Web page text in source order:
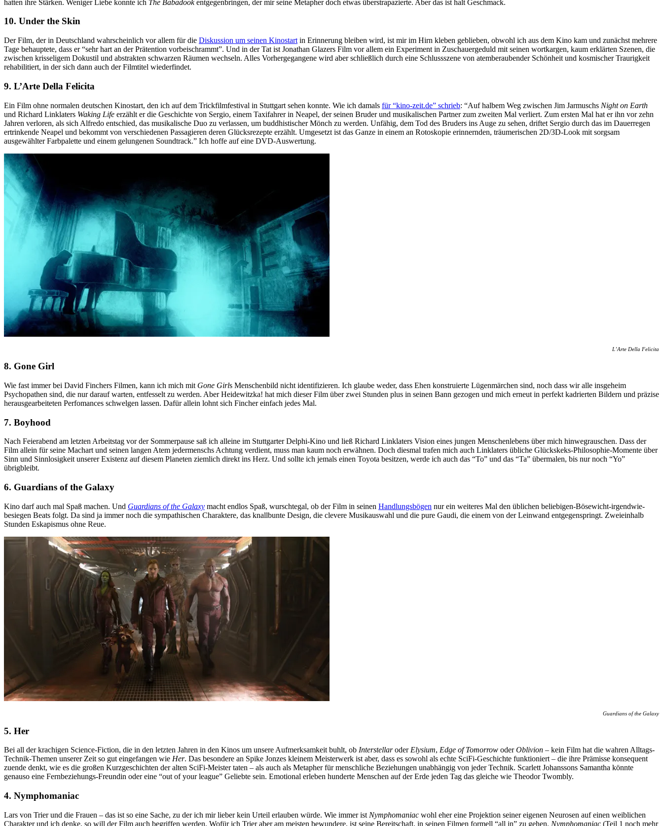
hatten ihre Stärken. Weniger Liebe konnte ich The Babadookentgegenbringen, der mir seine Metapher doch etwas überstrapazierte. Aber das ist halt Geschmack.
10. Under the Skin
Der Film, der in Deutschland wahrscheinlich vor allem für die Diskussion um seinen Kinostart in Erinnerung bleiben wird, ist mir im Hirn kleben geblieben, obwohl ich aus dem Kino kam und zunächst mehrere
Tage behauptete, dass er “sehr hart an der Prätention vorbeischrammt”. Und in der Tat ist Jonathan Glazers Film vor allem ein Experiment in Zuschauergeduld mit seinen wortkargen, kaum erklärten Szenen, die
zwischen krisseligem Dokustil und abstrakten schwarzen Räumen wechseln. Alles Vorhergegangene wird aber schließlich durch eine Schlussszene von atemberaubender Schönheit und kosmischer Traurigkeit
rehabilitiert, in der sich dann auch der Filmtitel wiederfindet.
9. L’Arte Della Felicita
Ein Film ohne normalen deutschen Kinostart, den ich auf dem Trickfilmfestival in Stuttgart sehen konnte. Wie ich damals für “kino-zeit.de” schrieb: “Auf halbem Weg zwischen Jim Jarmuschs Night on Earth
und Richard Linklaters Waking Life erzählt er die Geschichte von Sergio, einem Taxifahrer in Neapel, der seinen Bruder und musikalischen Partner zum zweiten Mal verliert. Zum ersten Mal hat er ihn vor zehn
Jahren verloren, als sich Alfredo entschied, das musikalische Duo zu verlassen, um buddhistischer Mönch zu werden. Unfähig, dem Tod des Bruders ins Auge zu sehen, driftet Sergio durch das im Dauerregen
ertrinkende Neapel und bekommt von verschiedenen Passagieren deren Glücksrezepte erzählt. Umgesetzt ist das Ganze in einem an Rotoskopie erinnernden, träumerischen 2D/3D-Look mit sorgsam
ausgewählter Farbpalette und einem gelungenen Soundtrack.” Ich hoffe auf eine DVD-Auswertung.
L’Arte Della Felicita
8. Gone Girl
Wie fast immer bei David Finchers Filmen, kann ich mich mit Gone Girls Menschenbild nicht identifizieren. Ich glaube weder, dass Ehen konstruierte Lügenmärchen sind, noch dass wir alle insgeheim
Psychopathen sind, die nur darauf warten, entfesselt zu werden. Aber Heidewitzka! hat mich dieser Film über zwei Stunden plus in seinen Bann gezogen und mich erneut in perfekt kadrierten Bildern und präzise
herausgearbeiteten Perfomances schwelgen lassen. Dafür allein lohnt sich Fincher einfach jedes Mal.
7. Boyhood
Nach Feierabend am letzten Arbeitstag vor der Sommerpause saß ich alleine im Stuttgarter Delphi-Kino und ließ Richard Linklaters Vision eines jungen Menschenlebens über mich hinwegrauschen. Dass der
Film allein für seine Machart und seinen langen Atem jedermenschs Achtung verdient, muss man kaum noch erwähnen. Doch diesmal trafen mich auch Linklaters übliche Glückskeks-Philosophie-Momente über
Sinn und Sinnlosigkeit unserer Existenz auf diesem Planeten ziemlich direkt ins Herz. Und sollte ich jemals einen Toyota besitzen, werde ich auch das “To” und das “Ta” übermalen, bis nur noch “Yo”
übrigbleibt.
6. Guardians of the Galaxy
Kino darf auch mal Spaß machen. Und Guardians of the Galaxy macht endlos Spaß, wurschtegal, ob der Film in seinen Handlungsbögen nur ein weiteres Mal den üblichen beliebigen-Bösewicht-irgendwie-
besiegen Beats folgt. Da sind ja immer noch die sympathischen Charaktere, das knallbunte Design, die clevere Musikauswahl und die pure Gaudi, die einem von der Leinwand entgegenspringt. Zweieinhalb
Stunden Eskapismus ohne Reue.
Guardians of the Galaxy
5. Her
Bei all der krachigen Science-Fiction, die in den letzten Jahren in den Kinos um unsere Aufmerksamkeit buhlt, ob Interstellaroder Elysium, Edge of Tomorrow oderOblivion – kein Film hat die wahren Alltags-
Technik-Themen unserer Zeit so gut eingefangen wie Her. Das besondere an Spike Jonzes kleinem Meisterwerk ist aber, dass es sowohl als echte SciFi-Geschichte funktioniert – die ihre Prämisse konsequent
zuende denkt, wie es die großen Kurzgeschichten der alten SciFi-Meister taten – als auch als Metapher für menschliche Beziehungen unabhängig von jeder Technik. Scarlett Johanssons Samantha könnte
genauso eine Fernbeziehungs-Freundin oder eine “out of your league” Geliebte sein. Emotional erleben hunderte Menschen auf der Erde jeden Tag das gleiche wie Theodor Twombly.
4. Nymphomaniac
Lars von Trier und die Frauen – das ist so eine Sache, zu der ich mir lieber kein Urteil erlauben würde. Wie immer ist Nymphomaniac wohl eher eine Projektion seiner eigenen Neurosen auf einen weiblichen
Charakter und ich denke, so will der Film auch begriffen werden. Wofür ich Trier aber am meisten bewundere, ist seine Bereitschaft, in seinen Filmen formell “all in” zu gehen. Nymphomaniac (Teil 1 noch mehr